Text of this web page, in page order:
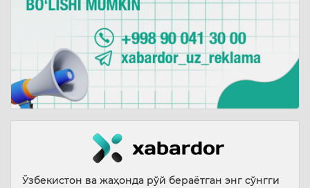
Ўзбекистон ва жаҳонда рўй бераётган энг сўнгги